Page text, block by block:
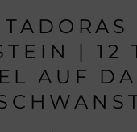
| 12
AUF